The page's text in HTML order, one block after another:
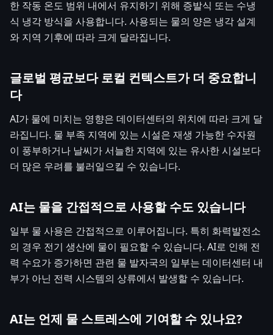
한 작동 온도 범위 내에서 유지하기 위해 증발식 또는 수냉
식 냉각 방식을 사용합니다. 사용되는 물의 양은 냉각 설계
와 지역 기후에 따라 크게 달라집니다.
글로벌 평균보다 로컬 컨텍스트가 더 중요합니
다
AI가 물에 미치는 영향은 데이터센터의 위치에 따라 크게 달
라집니다. 물 부족 지역에 있는 시설은 재생 가능한 수자원
이 풍부하거나 날씨가 서늘한 지역에 있는 유사한 시설보다
더 많은 우려를 불러일으킬 수 있습니다.
AI는 물을 간접적으로 사용할 수도 있습니다
일부 물 사용은 간접적으로 이루어집니다. 특히 화력발전소
의 경우 전기 생산에 물이 필요할 수 있습니다. AI로 인해 전
력 수요가 증가하면 관련 물 발자국의 일부는 데이터센터 내
부가 아닌 전력 시스템의 상류에서 발생할 수 있습니다.
AI는 언제 물 스트레스에 기여할 수 있나요?